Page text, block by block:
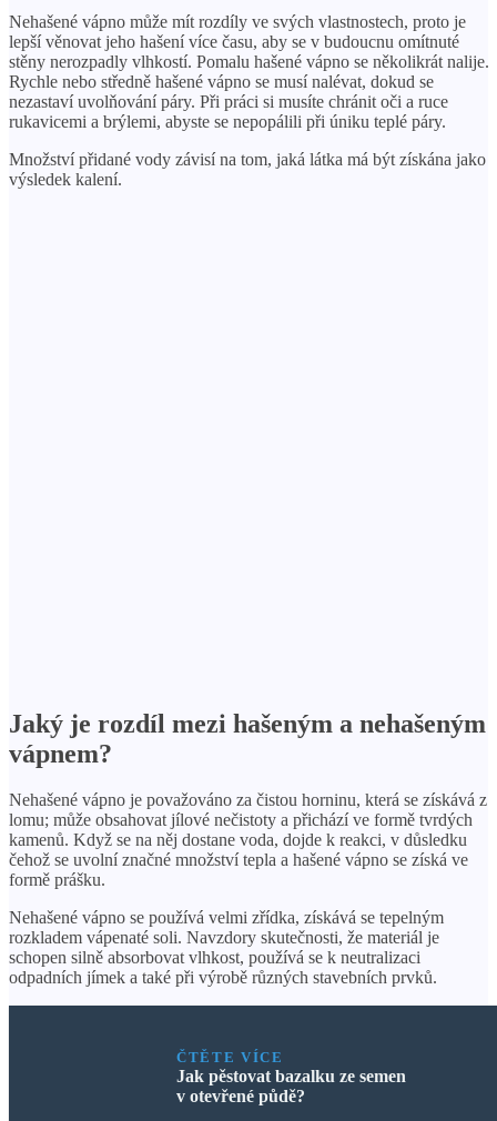
Nehašené vápno může mít rozdíly ve svých vlastnostech, proto je
lepší věnovat jeho hašení více času, aby se v budoucnu omítnuté
stěny nerozpadly vlhkostí. Pomalu hašené vápno se několikrát nalije.
Rychle nebo středně hašené vápno se musí nalévat, dokud se
nezastaví uvolňování páry. Při práci si musíte chránit oči a ruce
rukavicemi a brýlemi, abyste se nepopálili při úniku teplé páry.
Množství přidané vody závisí na tom, jaká látka má být získána jako
výsledek kalení.
Jaký je rozdíl mezi hašeným a nehašeným
vápnem?
Nehašené vápno je považováno za čistou horninu, která se získává z
lomu; může obsahovat jílové nečistoty a přichází ve formě tvrdých
kamenů. Když se na něj dostane voda, dojde k reakci, v důsledku
čehož se uvolní značné množství tepla a hašené vápno se získá ve
formě prášku.
Nehašené vápno se používá velmi zřídka, získává se tepelným
rozkladem vápenaté soli. Navzdory skutečnosti, že materiál je
schopen silně absorbovat vlhkost, používá se k neutralizaci
odpadních jímek a také při výrobě různých stavebních prvků.
ČTĚTE VÍCE
Jak pěstovat bazalku ze semen
v otevřené půdě?